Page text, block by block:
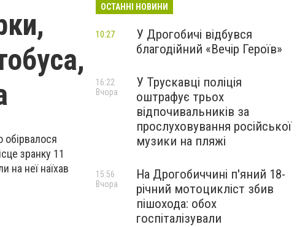
обірвалося
зранку 11
на неї наїхав
ОСТАННІ НОВИНИ
У Дрогобичі відбувся
благодійний «Вечір Героїв»
10:27
У Трускавці поліція
оштрафує трьох
відпочивальників за
прослуховування російської
музики на пляжі
16:22
Вчора
На Дрогобиччині п'яний 18-
річний мотоцикліст збив
пішохода: обох
госпіталізували
15:56
Вчора